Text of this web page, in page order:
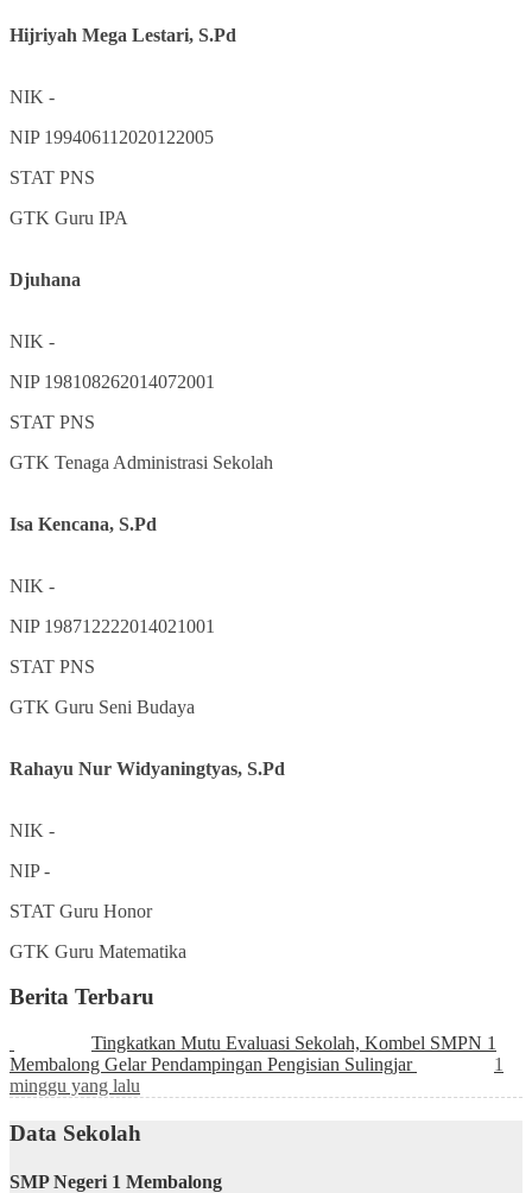
Hijriyah Mega Lestari, S.Pd
NIK -
NIP 199406112020122005
STAT PNS
GTK Guru IPA
Djuhana
NIK -
NIP 198108262014072001
STAT PNS
GTK Tenaga Administrasi Sekolah
Isa Kencana, S.Pd
NIK -
NIP 198712222014021001
STAT PNS
GTK Guru Seni Budaya
Rahayu Nur Widyaningtyas, S.Pd
NIK -
NIP-
STAT Guru Honor
GTK Guru Matematika
Berita Terbaru
Tingkatkan Mutu Evaluasi Sekolah, Kombel SMPN 1
Membalong Gelar Pendampingan Pengisian Sulingjar
1
minggu yang lalu
Data Sekolah
SMP Negeri 1 Membalong